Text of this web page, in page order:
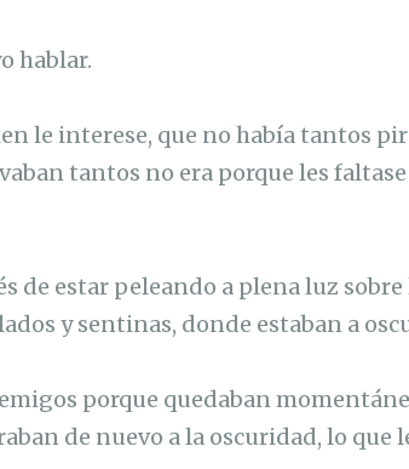
hablar.
le interese, que no había tantos
tantos no era porque les
de estar peleando a plena luz
y sentinas, donde estaban a
porque quedaban
de nuevo a la oscuridad, lo que